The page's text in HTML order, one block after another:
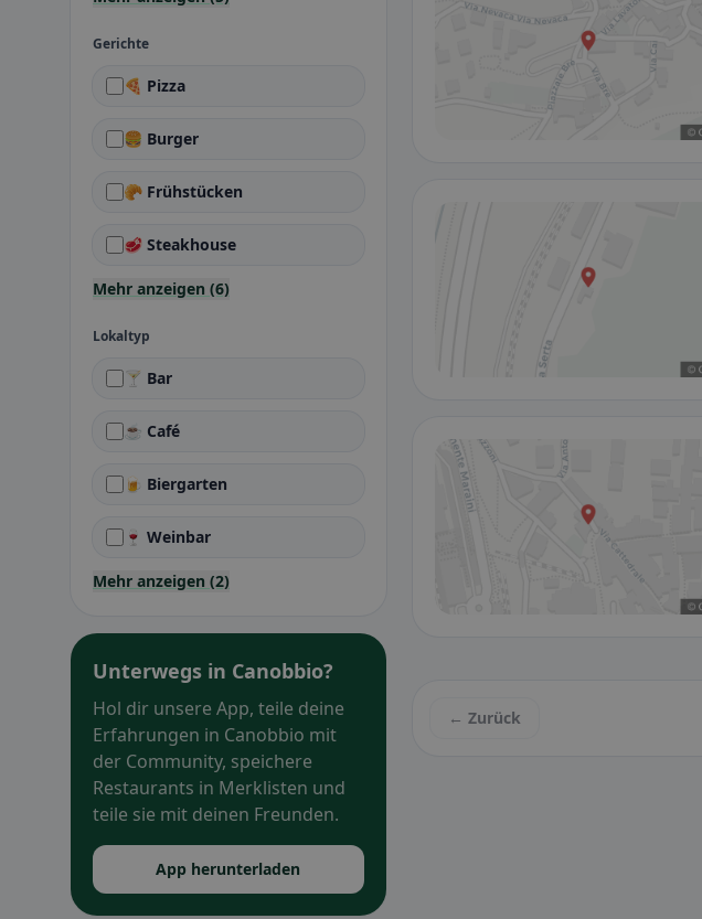
Gerichte
🍕 Pizza
🍔 Burger
🥐 Frühstücken
🥩 Steakhouse
Mehr anzeigen (6)
Lokaltyp
🍸 Bar
☕ Café
🍺 Biergarten
🍷 Weinbar
Mehr anzeigen (2)
Unterwegs in Canobbio?
Hol dir unsere App, teile deine
Erfahrungen in Canobbio mit
der Community, speichere
Restaurants in Merklisten und
teile sie mit deinen Freunden.
App herunterladen
← Zurück